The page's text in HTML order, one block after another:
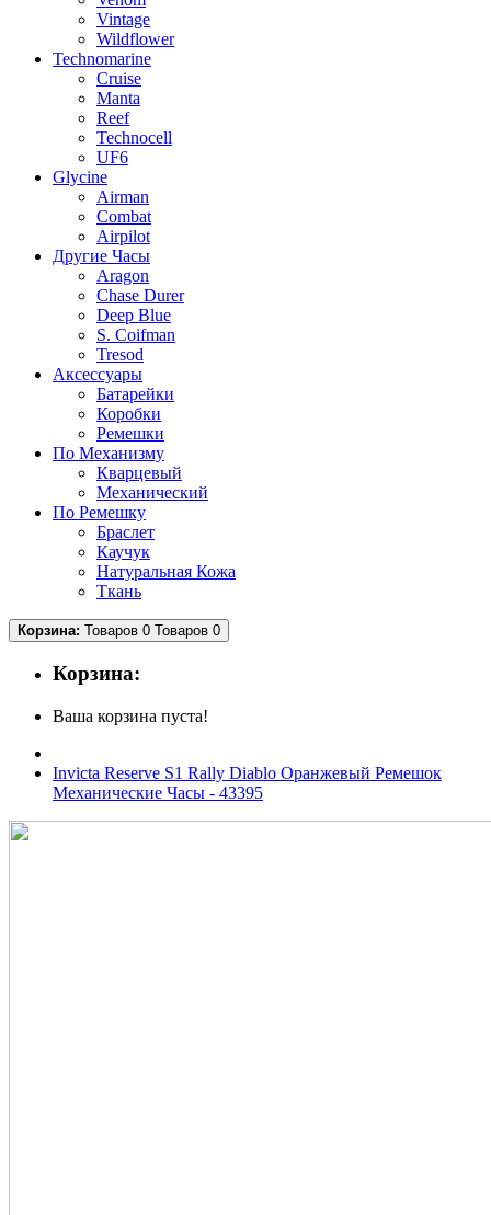
Vintage
Wildflower
Technomarine
Cruise
Manta
Reef
Technocell
UF6
Glycine
Airman
Combat
Airpilot
Другие Часы
Aragon
Chase Durer
Deep Blue
S. Coifman
Tresod
Аксессуары
Батарейки
Коробки
Ремешки
По Механизму
Кварцевый
Механический
По Ремешку
Браслет
Каучук
Натуральная Кожа
Ткань
Корзина: Товаров 0 Товаров 0
Корзина:
Ваша корзина пуста!
Invicta Reserve S1 Rally Diablo Оранжевый Ремешок
Механические Часы - 43395